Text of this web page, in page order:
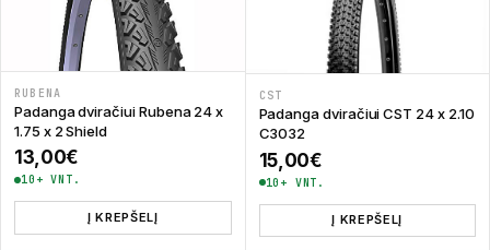
RUBENA
Padanga dviračiui Rubena 24 x
1.75 x 2 Shield
13,00€
10+ VNT.
Į KREPŠELĮ
CST
Padanga dviračiui CST 24 x 2.10
C3032
15,00€
10+ VNT.
Į KREPŠELĮ